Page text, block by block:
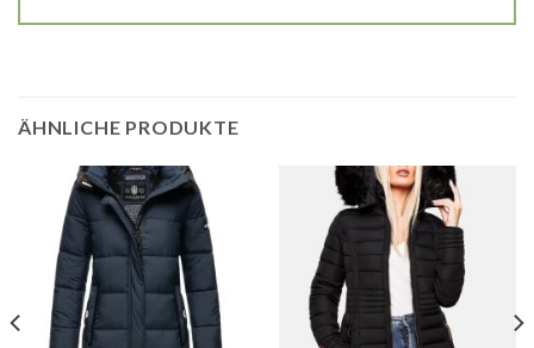
ÄHNLICHE PRODUKTE